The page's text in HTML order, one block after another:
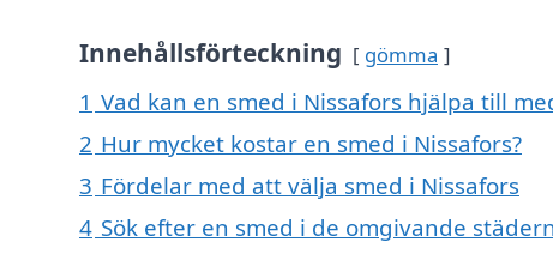
Innehållsförteckning gömma
1 Vad kan en smed i Nissafors hjälpa till
2 Hur mycket kostar en smed i Nissafors?
3 Fördelar med att välja smed i Nissafors
4 Sök efter en smed i de omgivande